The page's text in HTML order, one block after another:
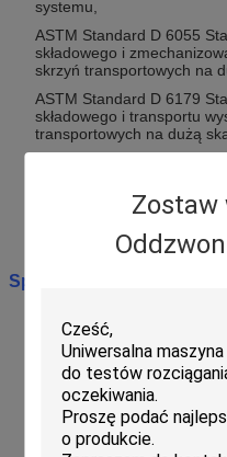
Zostaw
systemu,
ASTM Standard D 6055
składowego i
skrzyń transportowych na
ASTM Standard D 6179
składowego i transportu
transportowych na dużą
Norma ASTM D 5445
Specyfikacja
1. Waga maksymalnej
2. Ciśnienie docisku: 400-
3. Kalibrator siły: czujnik
siłę docisku, jednostka
4. Dokładność wartości